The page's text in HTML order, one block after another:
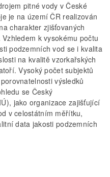
pitné vody v České
je na území ČR realizován
charakter zjišťovaných
k vysokému počtu
podzemních vod se i kvalita
na kvalitě vzorkařských
Vysoký počet subjektů
výsledků
se Český
jako organizace zajišťující
v celostátním měřítku,
data jakosti podzemních